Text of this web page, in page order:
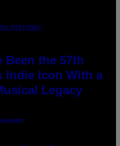
REDFERNS)
Been the 57th
Indie Icon With a
Legacy